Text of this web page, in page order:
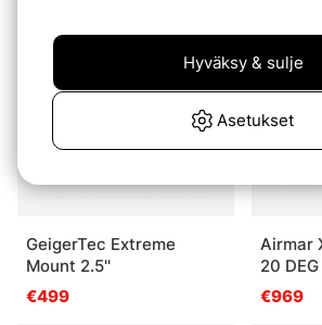
GeigerTec Extreme
Mount 2.5''
€499
Airmar
20 DEG
€969
Asetukset
Hyväksy & sulje